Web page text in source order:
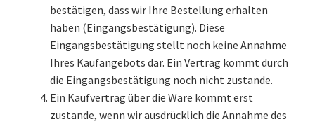
bestätigen, dass wir Ihre Bestellung erhalten
haben (Eingangsbestätigung). Diese
Eingangsbestätigung stellt noch keine Annahme
Ihres Kaufangebots dar. Ein Vertrag kommt durch
die Eingangsbestätigung noch nicht zustande.
Ein Kaufvertrag über die Ware kommt erst
zustande, wenn wir ausdrücklich die Annahme des